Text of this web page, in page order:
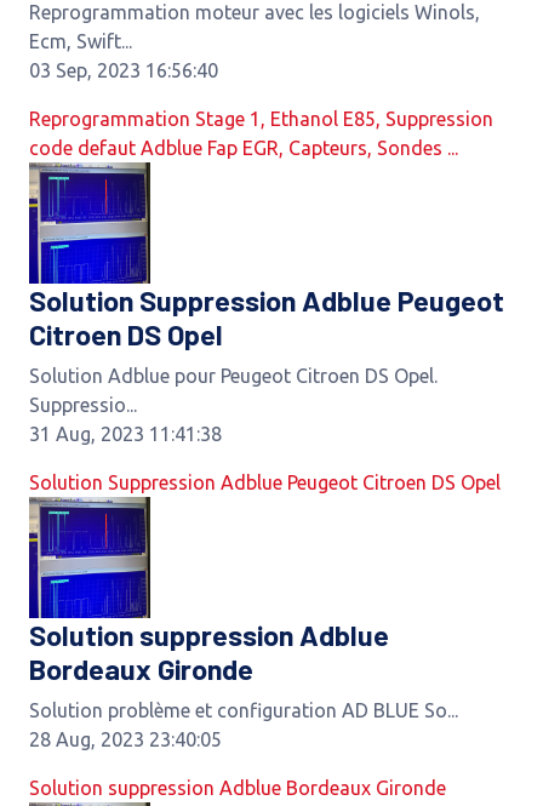
Reprogrammation moteur avec les logiciels Winols,
Ecm, Swift...
03 Sep, 2023 16:56:40
Reprogrammation Stage 1, Ethanol E85, Suppression
code defaut Adblue Fap EGR, Capteurs, Sondes ...
Solution Suppression Adblue Peugeot
Citroen DS Opel
Solution Adblue pour Peugeot Citroen DS Opel.
Suppressio...
31 Aug, 2023 11:41:38
Solution Suppression Adblue Peugeot Citroen DS Opel
Solution suppression Adblue
Bordeaux Gironde
Solution problème et configuration AD BLUE So...
28 Aug, 2023 23:40:05
Solution suppression Adblue Bordeaux Gironde